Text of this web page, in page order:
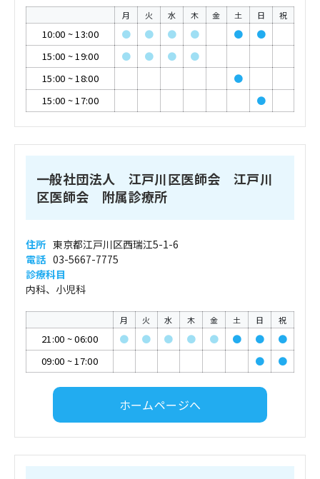
月 火 水 木 金 土 日 祝
10:00 ~13:00 ● ● ● ● ●
●
15:00 ~19:00 ● ● ●
●
15:00 ~18:00
●
15:00 ~17:00 ●
一般社団法人 江戸川区医師会 江戸川
区医師会 附属診療所
住所 東京都江戸川区西瑞江5-1-6
電話 03-5667-7775
診療科目
内科、小児科
月 火 水 木 金 土 日 祝
21:00 ~06:00 ● ● ● ● ● ● ●
●
09:00 ~17:00 ● ●
ホームページへ